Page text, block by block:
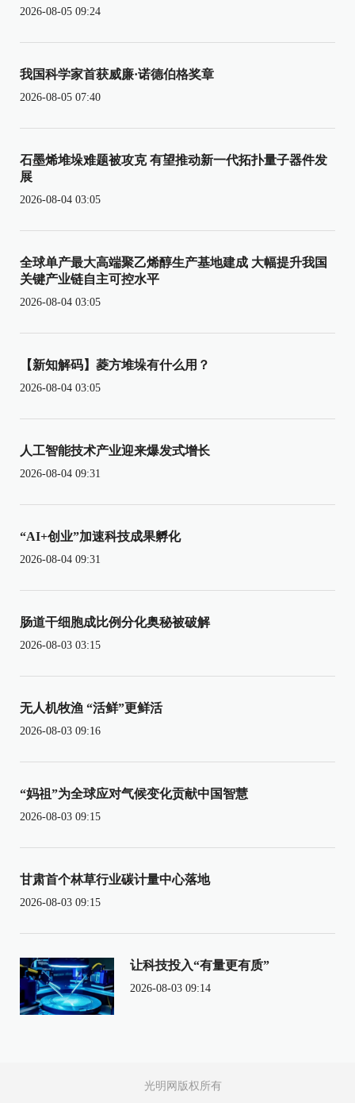
2026-08-05 09:24
我国科学家首获威廉·诺德伯格奖章
2026-08-05 07:40
石墨烯堆垛难题被攻克 有望推动新一代拓扑量子器件发
展
2026-08-04 03:05
全球单产最大高端聚乙烯醇生产基地建成 大幅提升我国
关键产业链自主可控水平
2026-08-04 03:05
【新知解码】菱方堆垛有什么用？
2026-08-04 03:05
人工智能技术产业迎来爆发式增长
2026-08-04 09:31
“AI+创业”加速科技成果孵化
2026-08-04 09:31
肠道干细胞成比例分化奥秘被破解
2026-08-03 03:15
无人机牧渔 “活鲜”更鲜活
2026-08-03 09:16
“妈祖”为全球应对气候变化贡献中国智慧
2026-08-03 09:15
甘肃首个林草行业碳计量中心落地
2026-08-03 09:15
让科技投入“有量更有质”
2026-08-03 09:14
光明网版权所有